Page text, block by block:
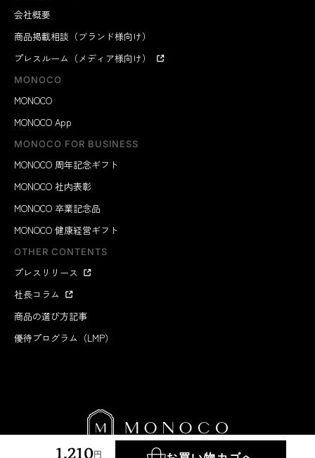
円
会社概要
商品掲載相談（ブランド様向け）
プレスルーム（メディア様向け）
MONOCO
MONOCO
MONOCO App
MONOCO FOR BUSINESS
MONOCO 周年記念ギフト
MONOCO 社内表彰
MONOCO 卒業記念品
MONOCO 健康経営ギフト
OTHER CONTENTS
プレスリリース
社長コラム
商品の選び方記事
優待プログラム（LMP）